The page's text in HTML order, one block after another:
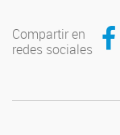
Compartir en
redes sociales